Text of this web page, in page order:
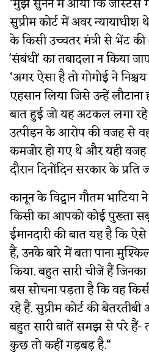
‘मुझे सुनने में आया कि जस्टिस
सुप्रीम कोर्ट में अवर
के किसी उच्चतर मंत्री से भेंट
'संबंधी' का तबादला न किया
‘अगर ऐसा है तो गोगोई ने
एहसान लिया जिसे उन्हें
बात हुई जो यह अटकल लगा
उत्पीड़न के आरोप की वजह से
कमजोर हो गए थे और यही
दौरान दिनोंदिन सरकार के
कानून के विद्वान गौतम
किसी का आपको कोई पुख्ता
ईमानदारी की बात यह है कि
हैं, उनके बारे में बता पाना
किया. बहुत सारी चीजें हैं
बस सोचना पड़ता है कि वह
रहे हैं. सुप्रीम कोर्ट की
बहुत सारी बातें समझ से परे
कुछ तो कहीं गड़बड़ है.“